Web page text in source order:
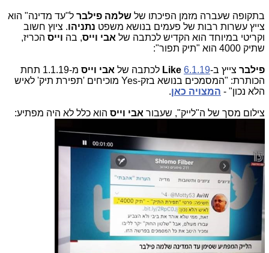
בתקופה שעברה מזמן הפיכתו של שלמה פילבר
צייץ עשרות רבות של פעמים בנושא משפט נתניהו
וקריטי במיוחד הוא הקדיש לכתבה של אבי וייס, בה וייס
שתיק 4000 הוא "תיק תפור":
פילבר צייץ ב-6.1.19
Like לכתבה של אבי וייס
מ-1.1.19 תחת
הכותרת: "המסמכים בנושא בזק-Yes מוכיחים 'תפירת תיק' לאיש
הלא נכון" - המצויה כאן.
צילום מסך של ה"לייק", שעבור אבי וייס הוא כלל לא היה מפתיע: